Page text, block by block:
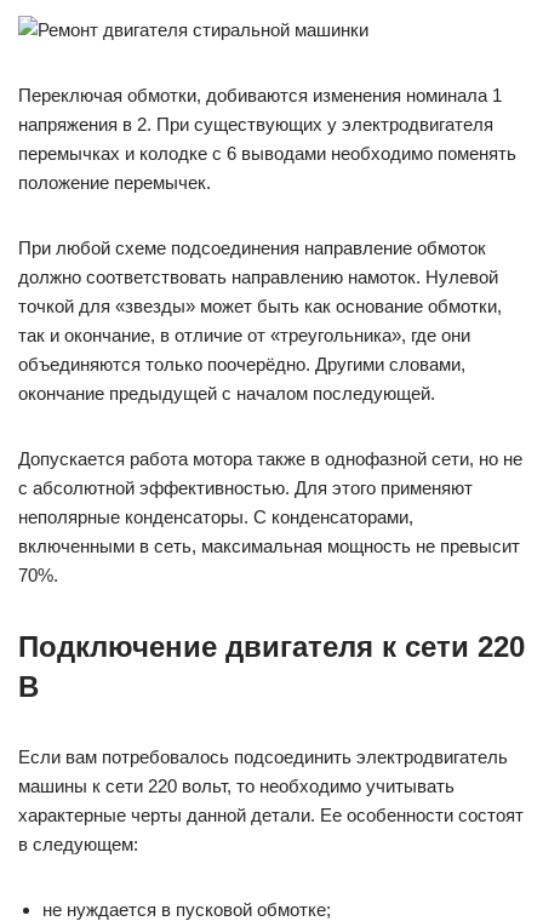
Переключая обмотки, добиваются изменения номинала 1
напряжения в 2. При существующих у электродвигателя
перемычках и колодке с 6 выводами необходимо поменять
положение перемычек.
При любой схеме подсоединения направление обмоток
должно соответствовать направлению намоток. Нулевой
точкой для «звезды» может быть как основание обмотки,
так и окончание, в отличие от «треугольника», где они
объединяются только поочерёдно. Другими словами,
окончание предыдущей с началом последующей.
Допускается работа мотора также в однофазной сети, но не
с абсолютной эффективностью. Для этого применяют
неполярные конденсаторы. С конденсаторами,
включенными в сеть, максимальная мощность не превысит
70%.
Подключение двигателя к сети 220
В
Если вам потребовалось подсоединить электродвигатель
машины к сети 220 вольт, то необходимо учитывать
характерные черты данной детали. Ее особенности состоят
в следующем:
не нуждается в пусковой обмотке;